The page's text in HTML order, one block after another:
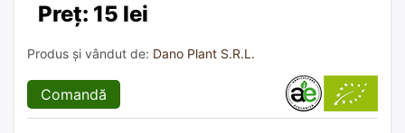
Preț: 15 lei
Produs și vândut de: Dano Plant S.R.L.
Comandă